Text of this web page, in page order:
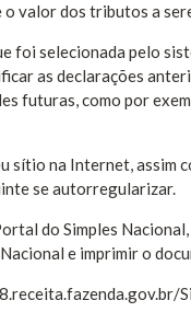
valor dos tributos a
foi selecionada pelo
as declarações
futuras, como por
sítio na Internet, assim
se autorregularizar.
do Simples
e imprimir o